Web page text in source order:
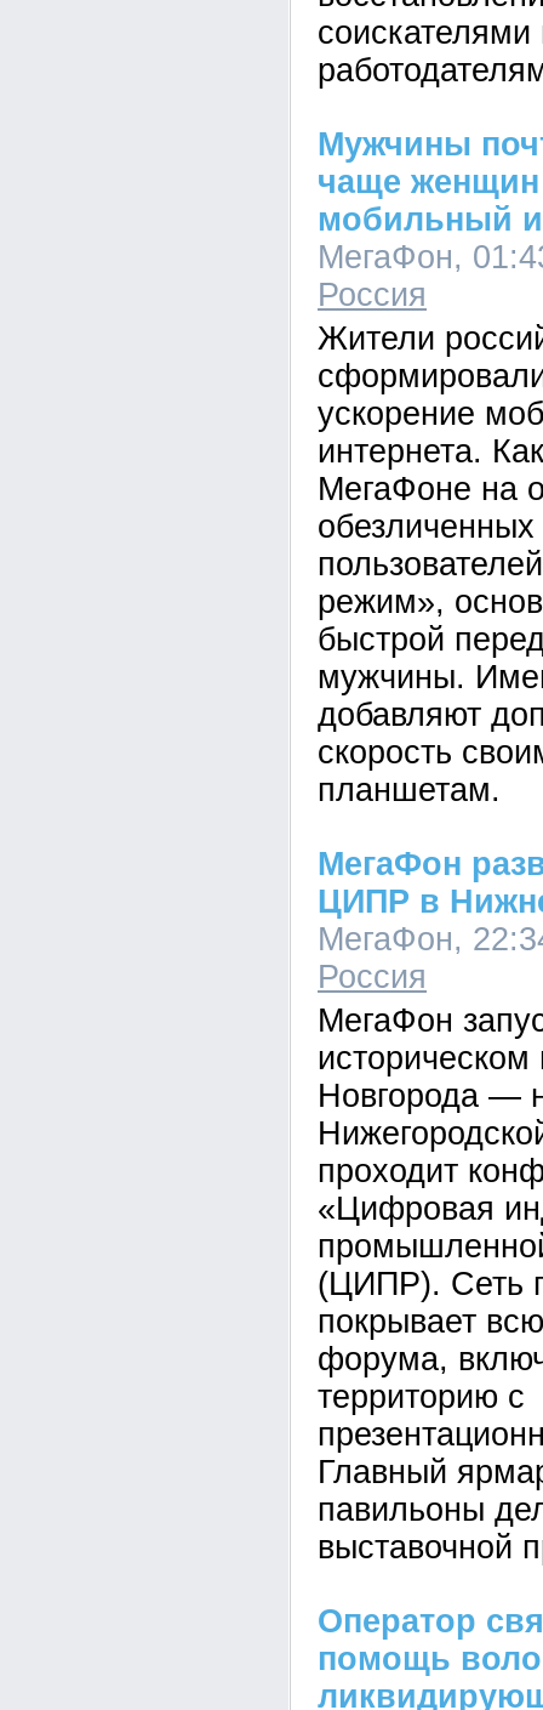
соискателями
Мужчины
чаще женщин
мобильный
МегаФон,
Россия
Жители
ускорение
интернета.
МегаФоне на
режим»,
быстрой
мужчины.
добавляют
скорость
планшетам.
МегаФон
ЦИПР в
МегаФон,
Россия
МегаФон
Новгорода —
проходит
«Цифровая
(ЦИПР). Сеть
покрывает
форума,
территорию с
Главный
павильоны
выставочной
Оператор
помощь